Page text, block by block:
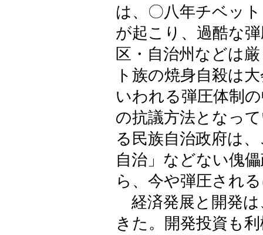
は、〇八年チベッ
が起こり、過酷な
区・自治州などは
ト族の焼身自殺は
いわれる弾圧体制
の抗議方法となっ
る民族自治政府は
自治」などない傀
ら、今や弾圧され
経済発展と開発は
きた。開発投資も